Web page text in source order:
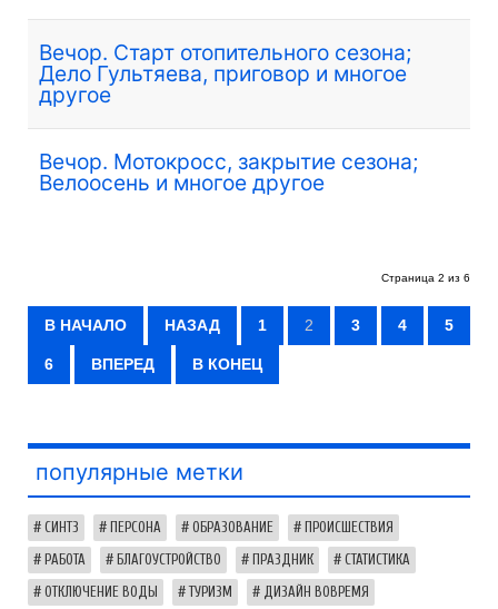
Вечор. Старт отопительного сезона;
Дело Гультяева, приговор и многое
другое
Вечор. Мотокросс, закрытие сезона;
Велоосень и многое другое
Страница 2 из 6
В НАЧАЛО НАЗАД 1 2 3 4 5
6 ВПЕРЕД В КОНЕЦ
популярные метки
СИНТЗ ПЕРСОНА ОБРАЗОВАНИЕ ПРОИСШЕСТВИЯ
РАБОТА БЛАГОУСТРОЙСТВО ПРАЗДНИК СТАТИСТИКА
ОТКЛЮЧЕНИЕ ВОДЫ ТУРИЗМ ДИЗАЙН ВОВРЕМЯ